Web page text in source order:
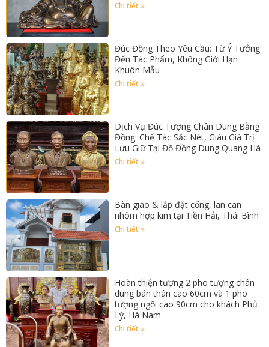
Chi tiết »
Đúc Đồng Theo Yêu Cầu: Từ Ý Tưởng
Đến Tác Phẩm, Không Giới Hạn
Khuôn Mẫu
Chi tiết »
Dịch Vụ Đúc Tượng Chân Dung Bằng
Đồng: Chế Tác Sắc Nét, Giàu Giá Trị
Lưu Giữ Tại Đồ Đồng Dung Quang Hà
Chi tiết »
Bàn giao & lắp đặt cổng, lan can
nhôm hợp kim tại Tiền Hải, Thái Bình
Chi tiết »
Hoàn thiện tượng 2 pho tượng chân
dung bán thân cao 60cm và 1 pho
tượng ngồi cao 90cm cho khách Phủ
Lý, Hà Nam
Chi tiết »